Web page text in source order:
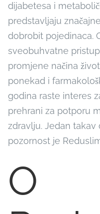
dijabetesa i
predstavljaju
dobrobit pojedinaca.
sveobuhvatne
promjene načina
ponekad i
godina raste interes
prehrani za potporu
zdravlju. Jedan takav
pozornost je
O